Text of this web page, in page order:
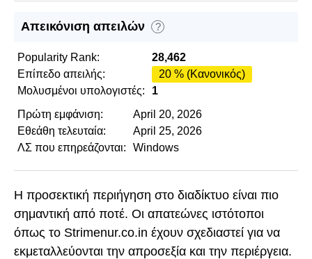
Απεικόνιση απειλών ?
Popularity Rank:
28,462
Επίπεδο απειλής:
20 % (Κανονικός)
Μολυσμένοι υπολογιστές:
1
Πρώτη εμφάνιση:
April 20, 2026
Εθεάθη τελευταία:
April 25, 2026
ΛΣ που επηρεάζονται:
Windows
Η προσεκτική περιήγηση στο διαδίκτυο είναι πιο
σημαντική από ποτέ. Οι απατεώνες ιστότοποι
όπως το Strimenur.co.in έχουν σχεδιαστεί για να
εκμεταλλεύονται την απροσεξία και την περιέργεια.